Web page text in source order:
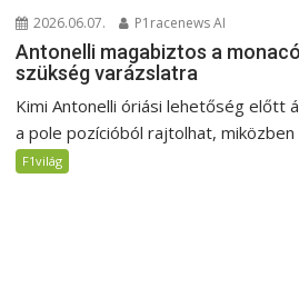
2026.06.07. P1racenews AI
Antonelli magabiztos a
szükség varázslatra
Kimi Antonelli óriási lehetőség előtt
a pole pozícióból rajtolhat,
F1világ